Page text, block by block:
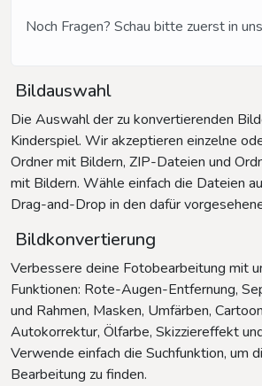
Noch Fragen? Schau bitte zuerst in
Bildauswahl
Die Auswahl der zu konvertierenden
Kinderspiel. Wir akzeptieren einzelne
Ordner mit Bildern, ZIP-Dateien und
mit Bildern. Wähle einfach die Dateien
Drag-and-Drop in den dafür
Bildkonvertierung
Verbessere deine Fotobearbeitung mit
Funktionen: Rote-Augen-Entfernung,
und Rahmen, Masken, Umfärben,
Autokorrektur, Ölfarbe, Skizziereffekt
Verwende einfach die Suchfunktion, um
Bearbeitung zu finden.